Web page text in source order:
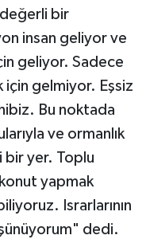
değerli bir
insan geliyor ve
geliyor. Sadece
için gelmiyor. Eşsiz
Bu noktada
ve ormanlık
bir yer. Toplu
yapmak
Israrlarının
dedi.